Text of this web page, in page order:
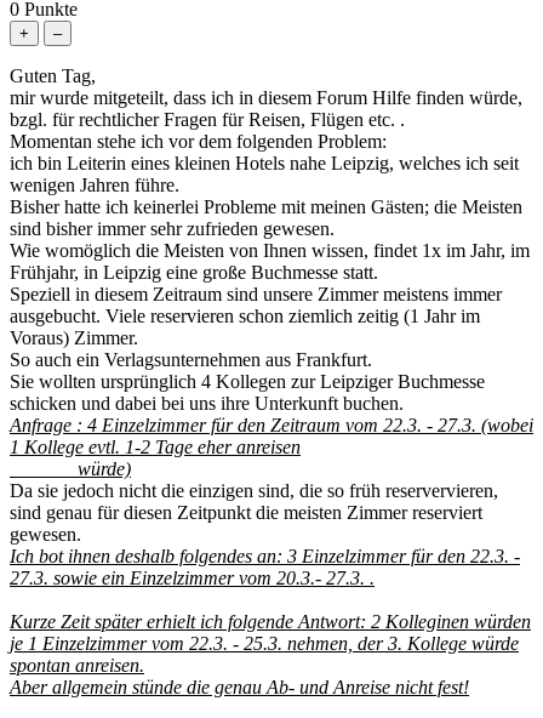
0 Punkte
Guten Tag,
mir wurde mitgeteilt, dass ich in diesem Forum Hilfe finden würde,
bzgl. für rechtlicher Fragen für Reisen, Flügen etc. .
Momentan stehe ich vor dem folgenden Problem:
ich bin Leiterin eines kleinen Hotels nahe Leipzig, welches ich seit
wenigen Jahren führe.
Bisher hatte ich keinerlei Probleme mit meinen Gästen; die Meisten
sind bisher immer sehr zufrieden gewesen.
Wie womöglich die Meisten von Ihnen wissen, findet 1x im Jahr, im
Frühjahr, in Leipzig eine große Buchmesse statt.
Speziell in diesem Zeitraum sind unsere Zimmer meistens immer
ausgebucht. Viele reservieren schon ziemlich zeitig (1 Jahr im
Voraus) Zimmer.
So auch ein Verlagsunternehmen aus Frankfurt.
Sie wollten ursprünglich 4 Kollegen zur Leipziger Buchmesse
schicken und dabei bei uns ihre Unterkunft buchen.
Anfrage : 4 Einzelzimmer für den Zeitraum vom 22.3. - 27.3. (wobei
1 Kollege evtl. 1-2 Tage eher anreisen
würde)
Da sie jedoch nicht die einzigen sind, die so früh reservervieren,
sind genau für diesen Zeitpunkt die meisten Zimmer reserviert
gewesen.
Ich bot ihnen deshalb folgendes an: 3 Einzelzimmer für den 22.3. -
27.3. sowie ein Einzelzimmer vom 20.3.- 27.3. .
Kurze Zeit später erhielt ich folgende Antwort: 2 Kolleginen würden
je 1 Einzelzimmer vom 22.3. - 25.3. nehmen, der 3. Kollege würde
spontan anreisen.
Aber allgemein stünde die genau Ab- und Anreise nicht fest!